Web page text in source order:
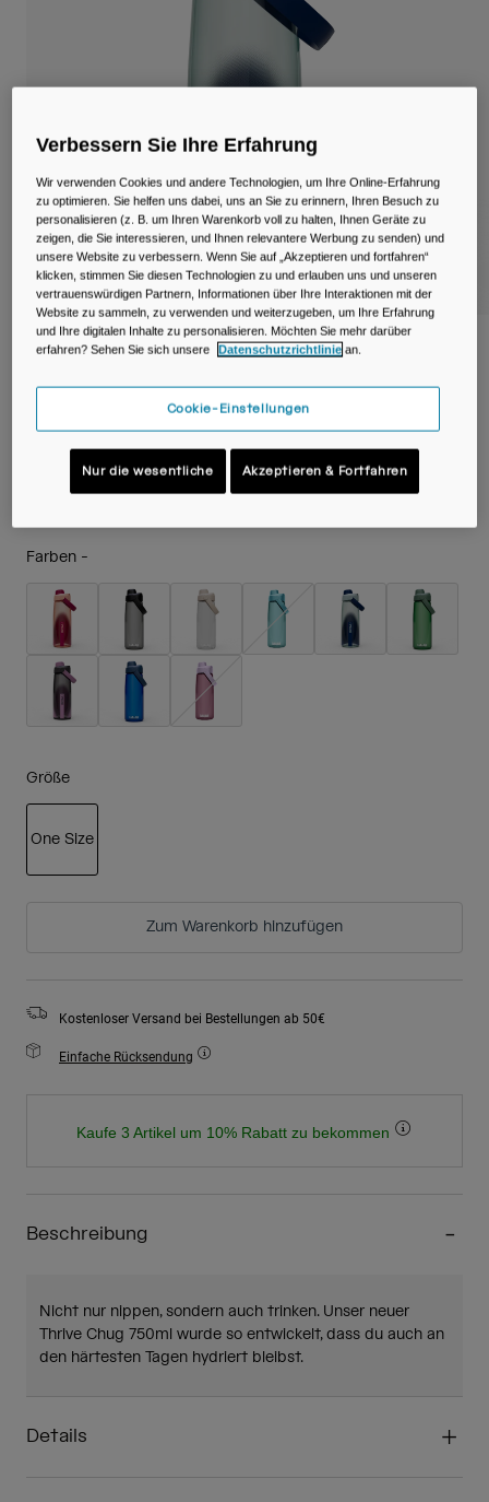
Gürtel & Hüfttaschen
Fahrradtaschen
Trinkblasen
Zubehör
Alle kaufen
Thrive™ Chug 750ml Flasche mit Tritan™
21,99 €
Farben -
Größe
One Size
Zum Warenkorb hinzufügen
Kostenloser Versand bei Bestellungen ab 50€
Einfache Rücksendung
Kaufe 3 Artikel um 10% Rabatt zu bekommen
Beschreibung
Nicht nur nippen, sondern auch trinken. Unser neuer
Thrive Chug 750ml wurde so entwickelt, dass du auch an
den härtesten Tagen hydriert bleibst.
Details
Verbessern Sie Ihre Erfahrung
Wir verwenden Cookies und andere Technologien, um Ihre Online-Erfahrung
zu optimieren. Sie helfen uns dabei, uns an Sie zu erinnern, Ihren Besuch zu
personalisieren (z. B. um Ihren Warenkorb voll zu halten, Ihnen Geräte zu
zeigen, die Sie interessieren, und Ihnen relevantere Werbung zu senden) und
unsere Website zu verbessern. Wenn Sie auf „Akzeptieren und fortfahren“
klicken, stimmen Sie diesen Technologien zu und erlauben uns und unseren
vertrauenswürdigen Partnern, Informationen über Ihre Interaktionen mit der
Website zu sammeln, zu verwenden und weiterzugeben, um Ihre Erfahrung
und Ihre digitalen Inhalte zu personalisieren. Möchten Sie mehr darüber
erfahren? Sehen Sie sich unsere
Datenschutzrichtlinie an.
Cookie-Einstellungen
Nur die wesentliche Akzeptieren & Fortfahren